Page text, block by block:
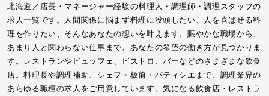
北海道／店長・マネージャー経験の料理人・調理師・調理スタッフの
求人一覧です。人間関係に悩まず料理に没頭したい、人を喜ばせる料
理を作りたい、そんなあなたの想いを叶えます。賑やかな職場から、
あまり人と関わらない仕事まで、あなたの希望の働き方が見つかりま
す。レストランやビュッフェ、ビストロ、バーなどのさまざまな飲食
店。料理長や調理補助、シェフ・板前・パティシエまで、調理業界の
あらゆる職種の求人をご用意しています。気になる飲食店・レストラ